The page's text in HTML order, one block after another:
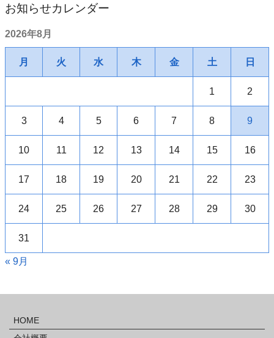
お知らせカレンダー
2026年8月
月 火 水 木 金 土 日
1 2
3 4 5 6 7 8 9
10 11 12 13 14 15 16
17 18 19 20 21 22 23
24 25 26 27 28 29 30
31
« 9月
HOME